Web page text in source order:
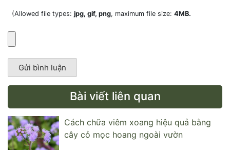
(Allowed file types: jpg, gif, png, maximum file size: 4MB.
Bài viết liên quan
Cách chữa viêm xoang hiệu quả bằng
cây cỏ mọc hoang ngoài vườn